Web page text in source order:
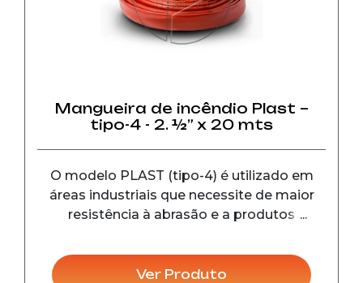
Mangueira de incêndio Plast –
tipo-4 - 2. ½” x 20 mts
O modelo PLAST (tipo-4) é utilizado em
áreas industriais que necessite de maior
resistência à abrasão e a produtos
de 45 mm (1. ½”) e 65 mm (2.1/2”), pressão
de trabalho de 14 kgf/cm², pressão de
Ver Produto